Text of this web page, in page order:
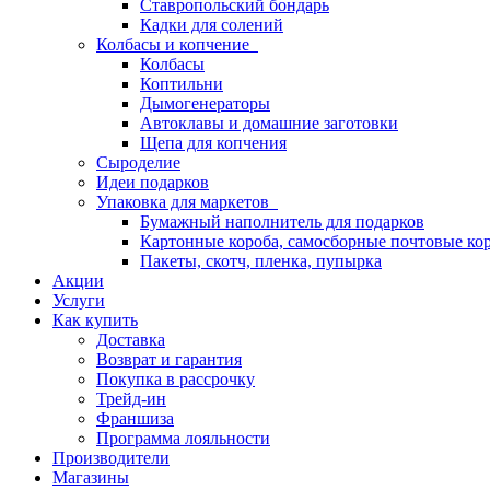
Ставропольский бондарь
Кадки для солений
Колбасы и копчение
Колбасы
Коптильни
Дымогенераторы
Автоклавы и домашние заготовки
Щепа для копчения
Сыроделие
Идеи подарков
Упаковка для маркетов
Бумажный наполнитель для подарков
Картонные короба, самосборные почтовые
Пакеты, скотч, пленка, пупырка
Акции
Услуги
Как купить
Доставка
Возврат и гарантия
Покупка в рассрочку
Трейд-ин
Франшиза
Программа лояльности
Производители
Магазины